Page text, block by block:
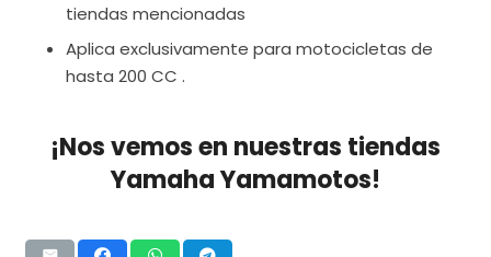
tiendas mencionadas
Aplica exclusivamente para motocicletas de
hasta 200 CC .
¡Nos vemos en nuestras tiendas
Yamaha Yamamotos!